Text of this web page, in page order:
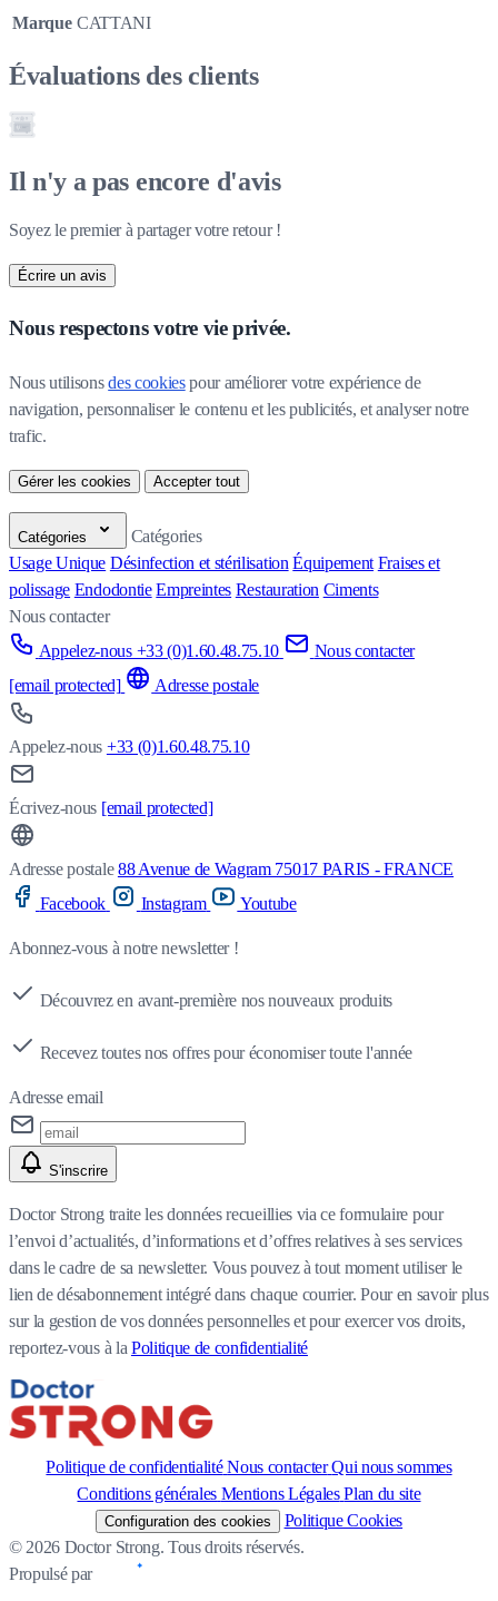
Marque CATTANI
Évaluations des clients
Il n'y a pas encore d'avis
Soyez le premier à partager votre retour !
Écrire un avis
Nous respectons votre vie privée.
Nous utilisons des cookies pour améliorer votre expérience de
navigation, personnaliser le contenu et les publicités, et analyser notre
trafic.
Gérer les cookies Accepter tout
Catégories
Catégories
Usage Unique Désinfection et stérilisation Équipement Fraises et
polissage Endodontie Empreintes Restauration Ciments
Nous contacter
Appelez-nous +33 (0)1.60.48.75.10
Nous contacter
[email protected]
Adresse postale
Appelez-nous +33 (0)1.60.48.75.10
Écrivez-nous [email protected]
Adresse postale 88 Avenue de Wagram 75017 PARIS - FRANCE
Facebook
Instagram Youtube
Abonnez-vous à notre newsletter !
Découvrez en avant-première nos nouveaux produits
Recevez toutes nos offres pour économiser toute l'année
Adresse email
S'inscrire
Doctor Strong traite les données recueillies via ce formulaire pour
l’envoi d’actualités, d’informations et d’offres relatives à ses services
dans le cadre de sa newsletter. Vous pouvez à tout moment utiliser le
lien de désabonnement intégré dans chaque courrier. Pour en savoir plus
sur la gestion de vos données personnelles et pour exercer vos droits,
reportez-vous à la Politique de confidentialité
Politique de confidentialité Nous contacter Qui nous sommes
Conditions générales Mentions Légales Plan du site
Configuration des cookies
Politique Cookies
© 2026 Doctor Strong. Tous droits réservés.
Propulsé par